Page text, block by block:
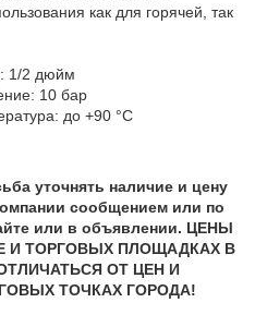
как для горячей, так
1/2 дюйм
10 бар
до +90 °C
уточнять наличие и цену
сообщением или по
или в объявлении. ЦЕНЫ
И ТОРГОВЫХ ПЛОЩАДКАХ В
ОТ ЦЕН И
ТОЧКАХ ГОРОДА!